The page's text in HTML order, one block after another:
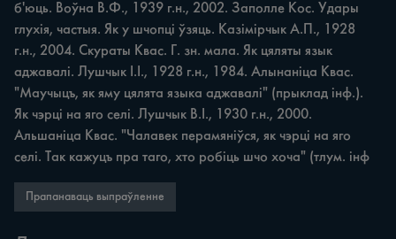
б'юць. Воўна В.Ф., 1939 г.н., 2002. Заполле Кос. Удары
глухія, частыя. Як у шчопці ўзяць. Казімірчык А.П., 1928
г.н., 2004. Скураты Квас. Г. зн. мала. Як цяляты язык
аджавалі. Лушчык І.І., 1928 г.н., 1984. Алынаніца Квас.
"Маучыцъ, як яму цялята языка аджавалі" (прыклад інф.).
Як чэрці на яго селі. Лушчык В.І., 1930 г.н., 2000.
Альшаніца Квас. "Чалавек перамяніўся, як чэрці на яго
селі. Так кажуцъ пра таго, хто робіць шчо хоча" (тлум. інф
Прапанаваць выпраўленне